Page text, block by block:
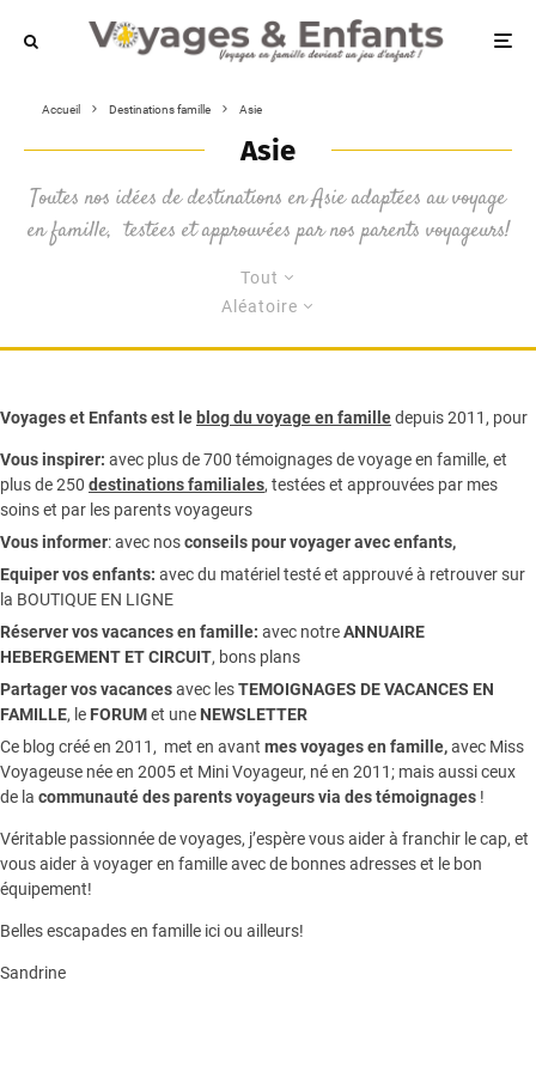
Accueil Destinations famille Asie
Asie
Toutes nos idées de destinations en Asie adaptées au voyage
en famille, testées et approuvées par nos parents voyageurs!
Tout
Aléatoire
Voyages et Enfants est leblog du voyage en familledepuis 2011, pour
Vous inspirer: avec plus de 700 témoignages devoyage en famille, et
plus de 250 destinations familiales, testées et approuvées par mes
soins et par les parents voyageurs
Vous informer:avec nosconseils pour voyager avec enfants,
Equiper vos enfants: avec du matériel testé et approuvé à retrouver sur
la BOUTIQUE EN LIGNE
Réserver vos vacances en famille: avec notreANNUAIRE
HEBERGEMENT ET CIRCUIT, bons plans
Partager vos vacancesavec lesTEMOIGNAGES DE VACANCES EN
FAMILLE, le FORUMet une NEWSLETTER
Ce blog créé en 2011, met en avant mes voyages en famille,avec Miss
Voyageuse née en 2005 et Mini Voyageur, né en 2011; mais aussi ceux
de la communauté des parents voyageurs via des témoignages !
Véritable passionnée de voyages, j’espère vous aider à franchir le cap, et
vous aider à voyager en famille avec de bonnes adresses et le bon
équipement!
Belles escapades en famille ici ou ailleurs!
Sandrine